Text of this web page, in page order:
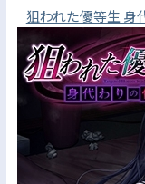
狙われた優等生